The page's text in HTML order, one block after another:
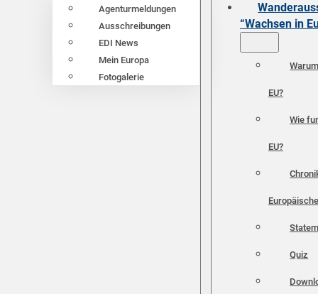
Agenturmeldungen
Ausschreibungen
EDI News
Mein Europa
Fotogalerie
“Wachsen in
EU?
Wie
EU?
Quiz